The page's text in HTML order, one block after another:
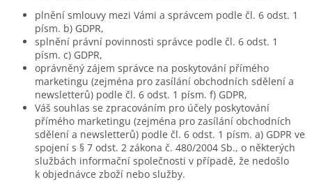
plnění smlouvy mezi Vámi a správcem podle čl. 6 odst. 1
písm. b) GDPR,
splnění právní povinnosti správce podle čl. 6 odst. 1
písm. c) GDPR,
oprávněný zájem správce na poskytování přímého
marketingu (zejména pro zasílání obchodních sdělení a
newsletterů) podle čl. 6 odst. 1 písm. f) GDPR,
Váš souhlas se zpracováním pro účely poskytování
přímého marketingu (zejména pro zasílání obchodních
sdělení a newsletterů) podle čl. 6 odst. 1 písm. a) GDPR ve
spojení s § 7 odst. 2 zákona č. 480/2004 Sb., o některých
službách informační společnosti v případě, že nedošlo
k objednávce zboží nebo služby.